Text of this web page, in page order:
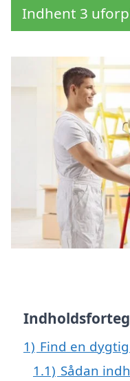
Indhent 3
1) Find en
1.1) Sådan